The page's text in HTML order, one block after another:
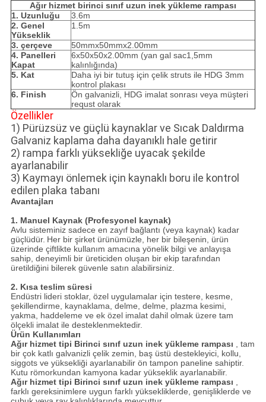
Ağır hizmet birinci sınıf uzun inek yükleme rampası
1. Uzunluğu
3.6m
2. Genel
Yükseklik
1.5m
3. çerçeve
50mmx50mmx2.00mm
4. Panelleri
Kapat
6x50x50x2.00mm (yan gal sac1,5mm
kalınlığında)
5. Kat
Daha iyi bir tutuş için çelik struts ile HDG 3mm
kontrol plakası
6. Finish
Ön galvanizli, HDG imalat sonrası veya müşteri
requst olarak
Özellikler
1) Pürüzsüz ve güçlü kaynaklar ve Sıcak Daldırma
Galvaniz kaplama daha dayanıklı hale getirir
2) rampa farklı yüksekliğe uyacak şekilde
ayarlanabilir
3) Kaymayı önlemek için kaynaklı boru ile kontrol
edilen plaka tabanı
Avantajları
1. Manuel Kaynak (Profesyonel kaynak)
Avlu sisteminiz sadece en zayıf bağlantı (veya kaynak) kadar
güçlüdür. Her bir şirket ürünümüzle, her bir bileşenin, ürün
üzerinde çiftlikte kullanım amacına yönelik bilgi ve anlayışa
sahip, deneyimli bir üreticiden oluşan bir ekip tarafından
üretildiğini bilerek güvenle satın alabilirsiniz.
2. Kısa teslim süresi
Endüstri lideri stoklar, özel uygulamalar için testere, kesme,
şekillendirme, kaynaklama, delme, delme, plazma kesimi,
yakma, haddeleme ve ek özel imalat dahil olmak üzere tam
ölçekli imalat ile desteklenmektedir.
Ürün Kullanımları
Ağır hizmet tipi Birinci sınıf uzun inek yükleme rampası , tam
bir çok katlı galvanizli çelik zemin, baş üstü destekleyici, kollu,
siggots ve yüksekliği ayarlanabilir ön tampon paneline sahiptir.
Kutu römorkundan kamyona kadar yükseklik ayarlanabilir.
Ağır hizmet tipi Birinci sınıf uzun inek yükleme rampası ,
farklı gereksinimlere uygun farklı yüksekliklerde, genişliklerde ve